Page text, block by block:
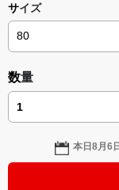
サイズ
数量
本日8月6